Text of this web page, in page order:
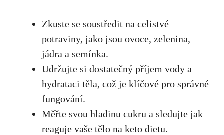
Zkuste se soustředit na celistvé
potraviny, jako jsou ovoce, zelenina,
jádra ‍a semínka.
Udržujte si⁤ dostatečný příjem vody a
hydrataci těla, což je klíčové pro správné
fungování.
Měřte‍ svou ​hladinu cukru a sledujte ⁣jak
reaguje vaše tělo na keto dietu.